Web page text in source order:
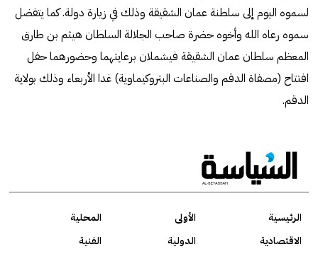
لسموه اليوم إلى سلطنة عمان الشقيقة وذلك في زيارة دولة. كما يتفضل
سموه رعاه الله وأخوه حضرة صاحب الجلالة السلطان هيثم بن طارق
المعظم سلطان عمان الشقيقة فيشملان برعايتهما وحضورهما حفل
افتتاح (مصفاة الدقم والصناعات البتروكيماوية) غدا الأربعاء وذلك بولاية
الدقم.
الرئيسية الأولى
المحلية
الاقتصادية
الدولية
الفنية